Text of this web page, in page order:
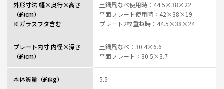
外形寸法 幅×奥行×高さ
（約cm）
※ガラスフタ含む
土鍋風なべ使用時：44.5×38×22
平面プレート使用時：42×38×19
プレート2枚重ね時：44.5×38×24
プレート内寸 内径×深さ
（約cm）
土鍋風なべ：30.4×6.6
平面プレート：30.5×3.7
本体質量（約kg） 5.5